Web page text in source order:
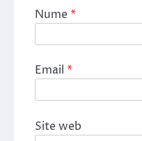
Nume*
Email *
Site web